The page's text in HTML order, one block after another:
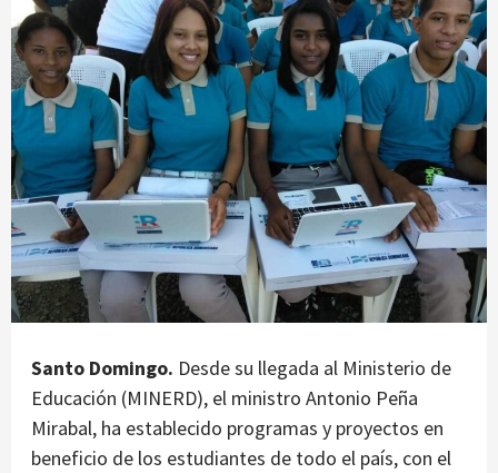
Santo Domingo. Desde su llegada al Ministerio de
Educación (MINERD), el ministro Antonio Peña
Mirabal, ha establecido programas y proyectos en
beneficio de los estudiantes de todo el país, con el